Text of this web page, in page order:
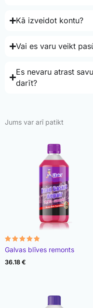
Kā izveidot kontu?
Vai es varu veikt
Es nevaru atrast
darīt?
Jums var arī patikt
Rated
4.78
out of 5
Galvas blīves remonts
36.18 €